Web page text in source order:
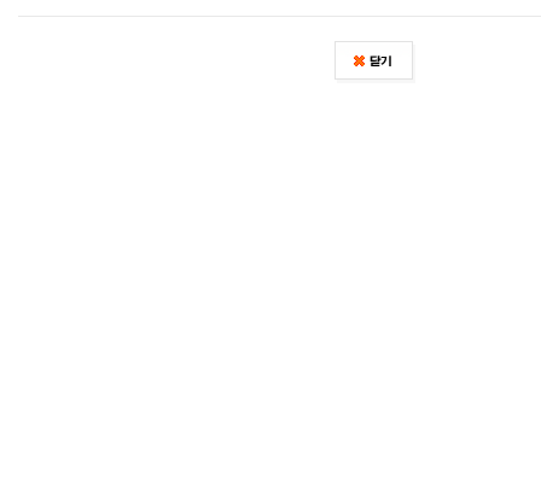
보다 안정적인 서비스 제공을 위해 최선을 다하겠